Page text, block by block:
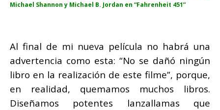
Michael Shannon y Michael B. Jordan en “Fahrenheit 451”
Al final de mi nueva película no habrá una
advertencia como esta: “No se dañó ningún
libro en la realización de este filme”, porque,
en realidad, quemamos muchos libros.
Diseñamos potentes lanzallamas que